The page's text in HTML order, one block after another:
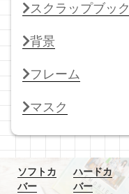
スクラップブック
背景
フレーム
マスク
ソフトカ
バー
ハードカ
バー